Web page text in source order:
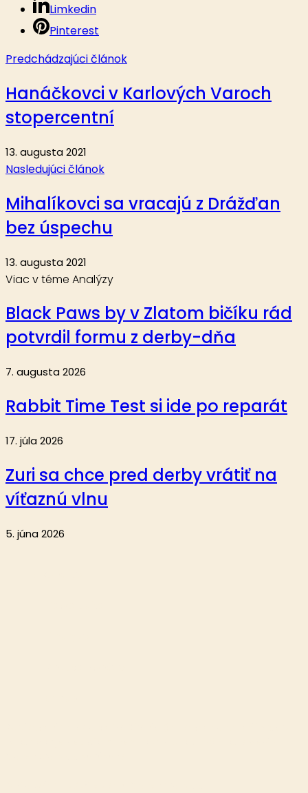
Limkedin
Pinterest
Predchádzajúci článok
Hanáčkovci v Karlových Varoch
stopercentní
13. augusta 2021
Nasledujúci článok
Mihalíkovci sa vracajú z Drážďan
bez úspechu
13. augusta 2021
Viac v téme Analýzy
Black Paws by v Zlatom bičíku rád
potvrdil formu z derby-dňa
7. augusta 2026
Rabbit Time Test si ide po reparát
17. júla 2026
Zuri sa chce pred derby vrátiť na
víťaznú vlnu
5. júna 2026